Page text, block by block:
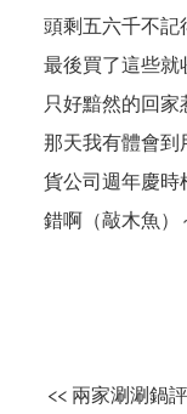
頭剩五六千不記
最後買了這些就
只好黯然的回家
那天我有體會到
貨公司週年慶時
錯啊（敲木魚）
<< 兩家涮涮鍋